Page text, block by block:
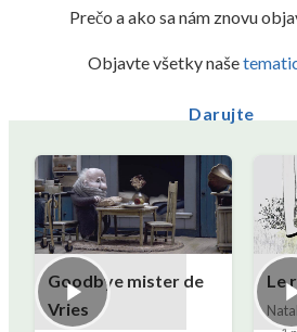
Darujte
Prečo a ako sa nám znovu
Objavte všetky naše
Goodbye mister de
Vries
Le